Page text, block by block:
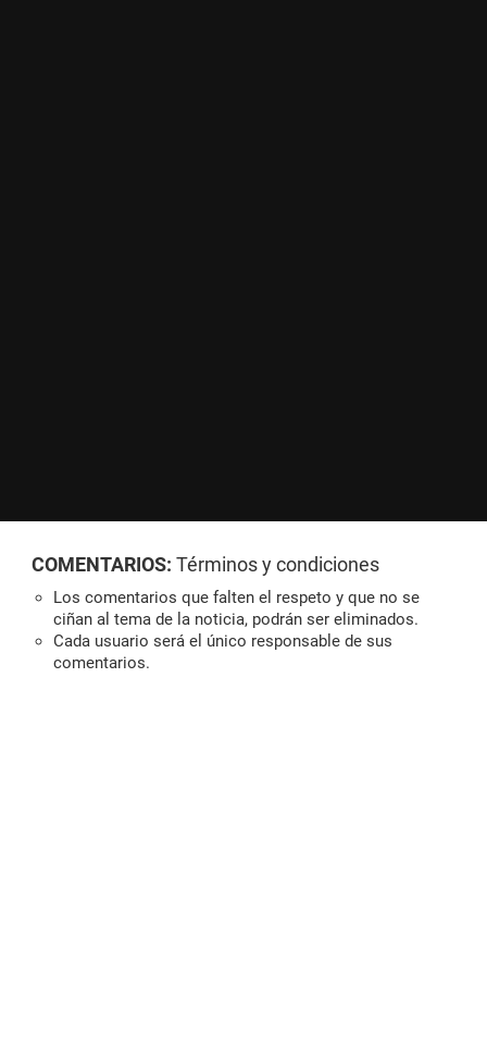
COMENTARIOS: Términos y condiciones
Los comentarios que falten el respeto y que no se
ciñan al tema de la noticia, podrán ser eliminados.
Cada usuario será el único responsable de sus
comentarios.